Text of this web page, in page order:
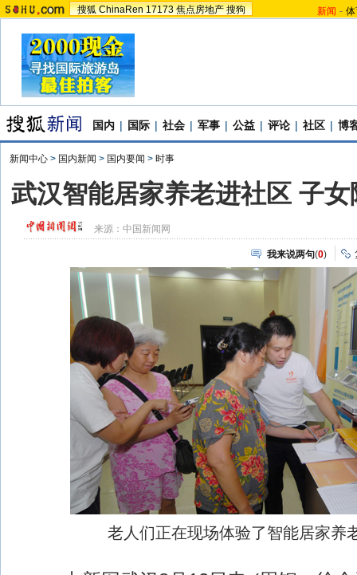
搜狐 ChinaRen 17173 焦点房地产 搜狗 新闻 -
国内 | 国际 | 社会 | 军事 | 公益 | 评论 | 社区 | 博
新闻中心 > 国内新闻 > 国内要闻 > 时事
武汉智能居家养老进社区 子
来源： 中国新闻网
我来说两句(0)
老人们正在现场体验了智能居家养